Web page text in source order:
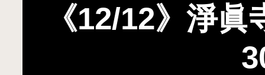
《12/12》淨